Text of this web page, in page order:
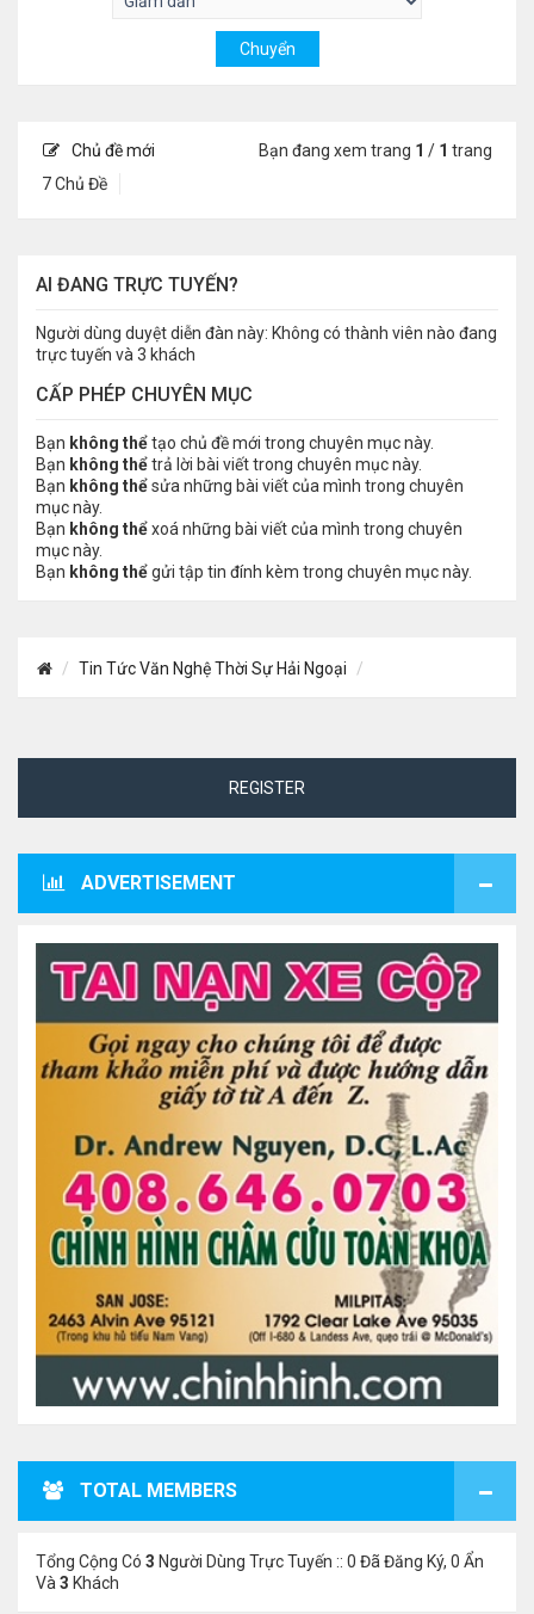
Chủ đề mới
7 Chủ Đề
Bạn đang xem trang 1 / 1 trang
AI ĐANG TRỰC TUYẾN?
Người dùng duyệt diễn đàn này: Không có thành viên nào đang
trực tuyến và 3 khách
CẤP PHÉP CHUYÊN MỤC
Bạn không thểtạo chủ đề mới trong chuyên mục này.
Bạn không thểtrả lời bài viết trong chuyên mục này.
Bạn không thểsửa những bài viết của mình trong chuyên
mục này.
Bạn không thểxoá những bài viết của mình trong chuyên
mục này.
Bạn không thểgửi tập tin đính kèm trong chuyên mục này.
Tin Tức Văn Nghệ Thời Sự Hải Ngoại
REGISTER
ADVERTISEMENT
TOTAL MEMBERS
Tổng Cộng Có 3 Người Dùng Trực Tuyến :: 0 Đã Đăng Ký, 0 Ẩn
Và 3 Khách